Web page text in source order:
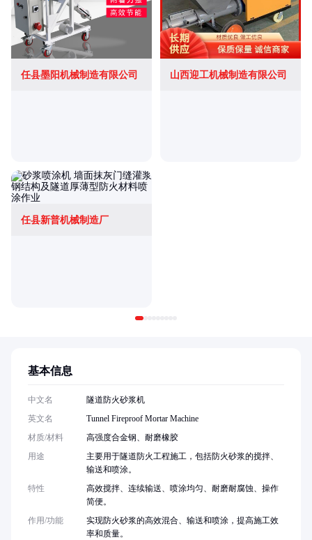
任县墨阳机械制造有限公司 山西迎工机械制造有限公司
任县新普机械制造厂
基本信息
中文名
隧道防火砂浆机
英文名
Tunnel Fireproof Mortar Machine
材质/材料
高强度合金钢、耐磨橡胶
用途
主要用于隧道防火工程施工，包括防火砂浆的搅拌、
输送和喷涂。
特性
高效搅拌、连续输送、喷涂均匀、耐磨耐腐蚀、操作
简便。
作用/功能
实现防火砂浆的高效混合、输送和喷涂，提高施工效
率和质量。